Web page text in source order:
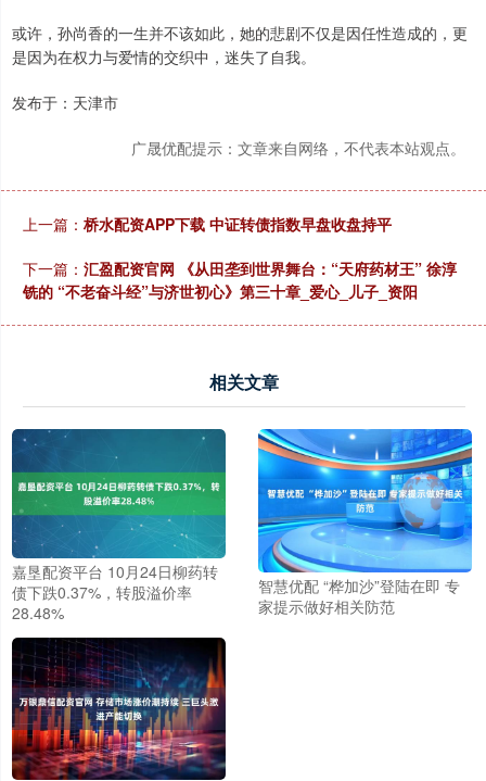
或许，孙尚香的一生并不该如此，她的悲剧不仅是因任性造成的，更
是因为在权力与爱情的交织中，迷失了自我。
发布于：天津市
广晟优配提示：文章来自网络，不代表本站观点。
上一篇： 桥水配资APP下载 中证转债指数早盘收盘持平
下一篇： 汇盈配资官网 《从田垄到世界舞台：“天府药材王” 徐淳
铣的 “不老奋斗经”与济世初心》第三十章_爱心_儿子_资阳
相关文章
嘉垦配资平台 10月24日柳药转
债下跌0.37%，转股溢价率
28.48%
智慧优配 “桦加沙”登陆在即 专
家提示做好相关防范